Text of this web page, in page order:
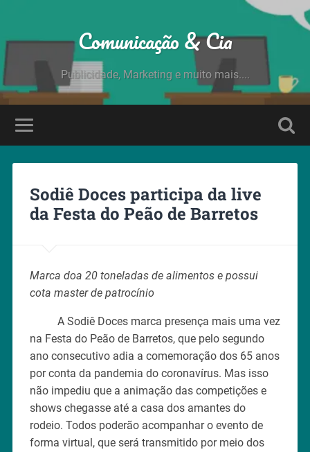
Comunicação & Cia
Publicidade, Marketing e muito mais....
Sodiê Doces participa da live
da Festa do Peão de Barretos
Marca doa 20 toneladas de alimentos e possui
cota master de patrocínio
A Sodiê Doces marca presença mais uma vez
na Festa do Peão de Barretos, que pelo segundo
ano consecutivo adia a comemoração dos 65 anos
por conta da pandemia do coronavírus. Mas isso
não impediu que a animação das competições e
shows chegasse até a casa dos amantes do
rodeio. Todos poderão acompanhar o evento de
forma virtual, que será transmitido por meio dos